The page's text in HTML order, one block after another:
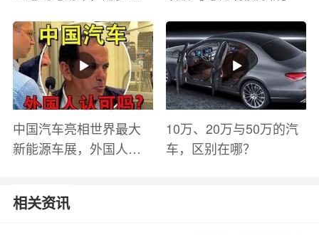
有哪些？
中国汽车亮相世界最大
新能源车展，外国人怎
10万、20万与50万的汽
车，区别在哪？
相关资讯